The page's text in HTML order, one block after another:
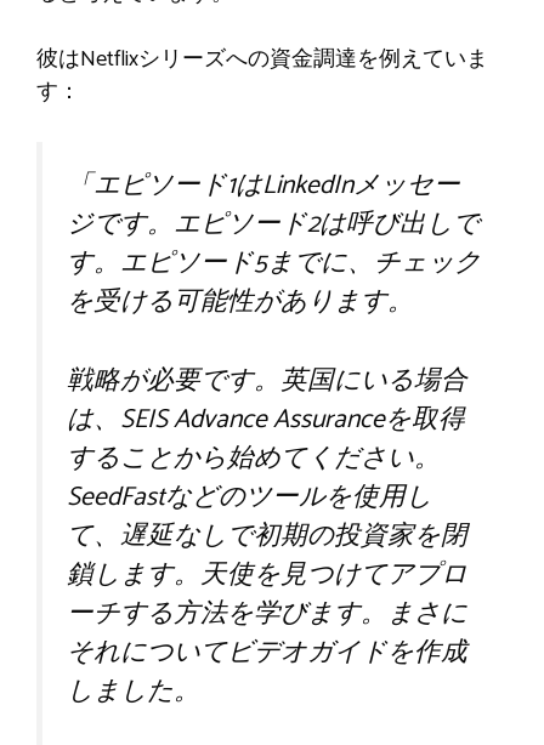
彼はNetflixシリーズへの資金調達を例えていま
す：
「エピソード1はLinkedInメッセー
ジです。エピソード2は呼び出しで
す。エピソード5までに、チェック
を受ける可能性があります。
戦略が必要です。英国にいる場合
は、SEIS Advance Assuranceを取得
することから始めてください。
SeedFastなどのツールを使用し
て、遅延なしで初期の投資家を閉
鎖します。天使を見つけてアプロ
ーチする方法を学びます。まさに
それについてビデオガイドを作成
しました。